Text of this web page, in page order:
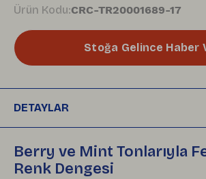
Ürün Kodu:CRC-TR20001689-17
Stoğa Gelince Haber
DETAYLAR
Berry ve Mint Tonlarıyla
Renk Dengesi